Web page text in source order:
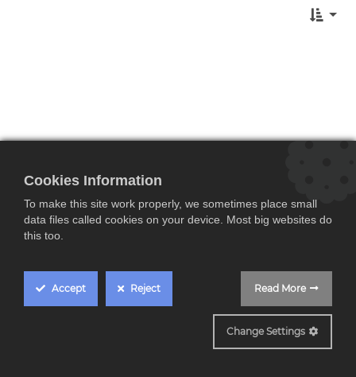
Sony BRAVIA KD55X85L, 55 " TV Full Array
LED, 4K ,Google TV
799,00€ 1.199,00€
CONTRASTE REALISTA: 4K HDR Processor X1™ | Full Array LED
Cookies Information
To make this site work properly, we sometimes place small
data files called cookies on your device. Most big websites do
this too.
Accept Reject Read More
Change Settings